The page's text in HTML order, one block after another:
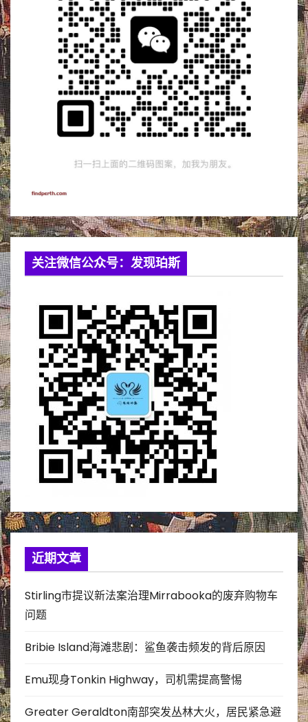
关注微信公众号：发现珀斯
近期文章
Stirling市提议新法案治理Mirrabooka的废弃购物车
问题
Bribie Island海滩悲剧：鲨鱼袭击频发的背后原因
Emu现身Tonkin Highway，司机需提高警惕
Greater Geraldton南部突发丛林大火，居民紧急避